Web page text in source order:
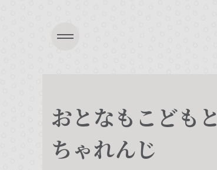
おとなもこどもと
ちゃれんじ